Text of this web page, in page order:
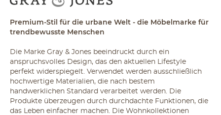
Premium-Stil für die urbane Welt - die Möbelmarke für
trendbewusste Menschen
Die Marke Gray & Jones beeindruckt durch ein
anspruchsvolles Design, das den aktuellen Lifestyle
perfekt widerspiegelt. Verwendet werden ausschließlich
hochwertige Materialien, die nach bestem
handwerklichen Standard verarbeitet werden. Die
Produkte überzeugen durch durchdachte Funktionen, die
das Leben einfacher machen. Die Wohnkollektionen